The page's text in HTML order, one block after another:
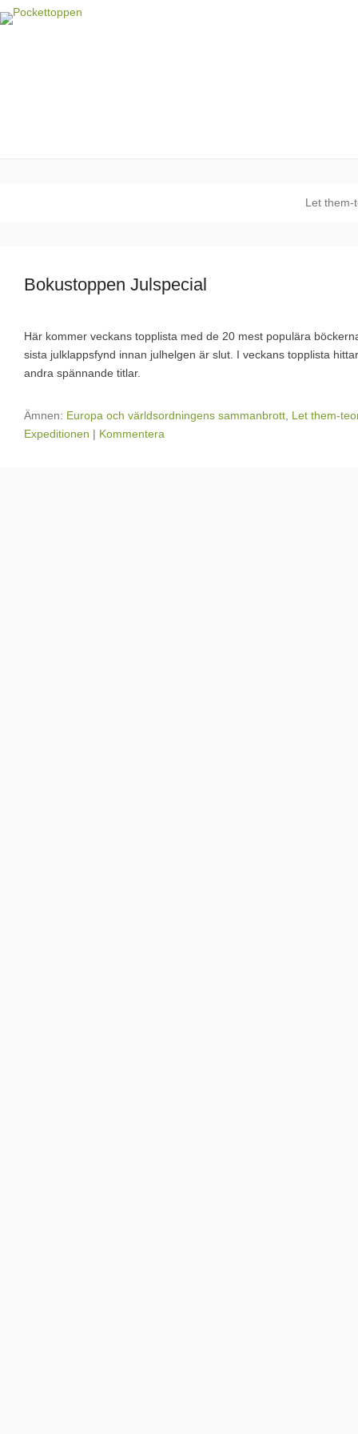
Let them-
Bokustoppen Julspecial
Här kommer veckans topplista med de 20 mest populära
sista julklappsfynd innan julhelgen är slut. I veckans topplista
andra spännande titlar.
Ämnen: Europa och världsordningens sammanbrott Let them-
Expeditionen | Kommentera